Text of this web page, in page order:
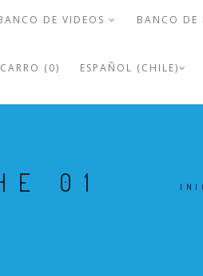
DE VIDEOS BANCO DE
CARRO (0) ESPAÑOL (CHILE)
01